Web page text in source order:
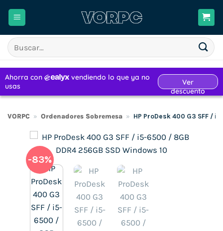
Buscar
por:
VORPC » Ordenadores Sobremesa » HP ProDesk 400 G3 SFF /
-83%